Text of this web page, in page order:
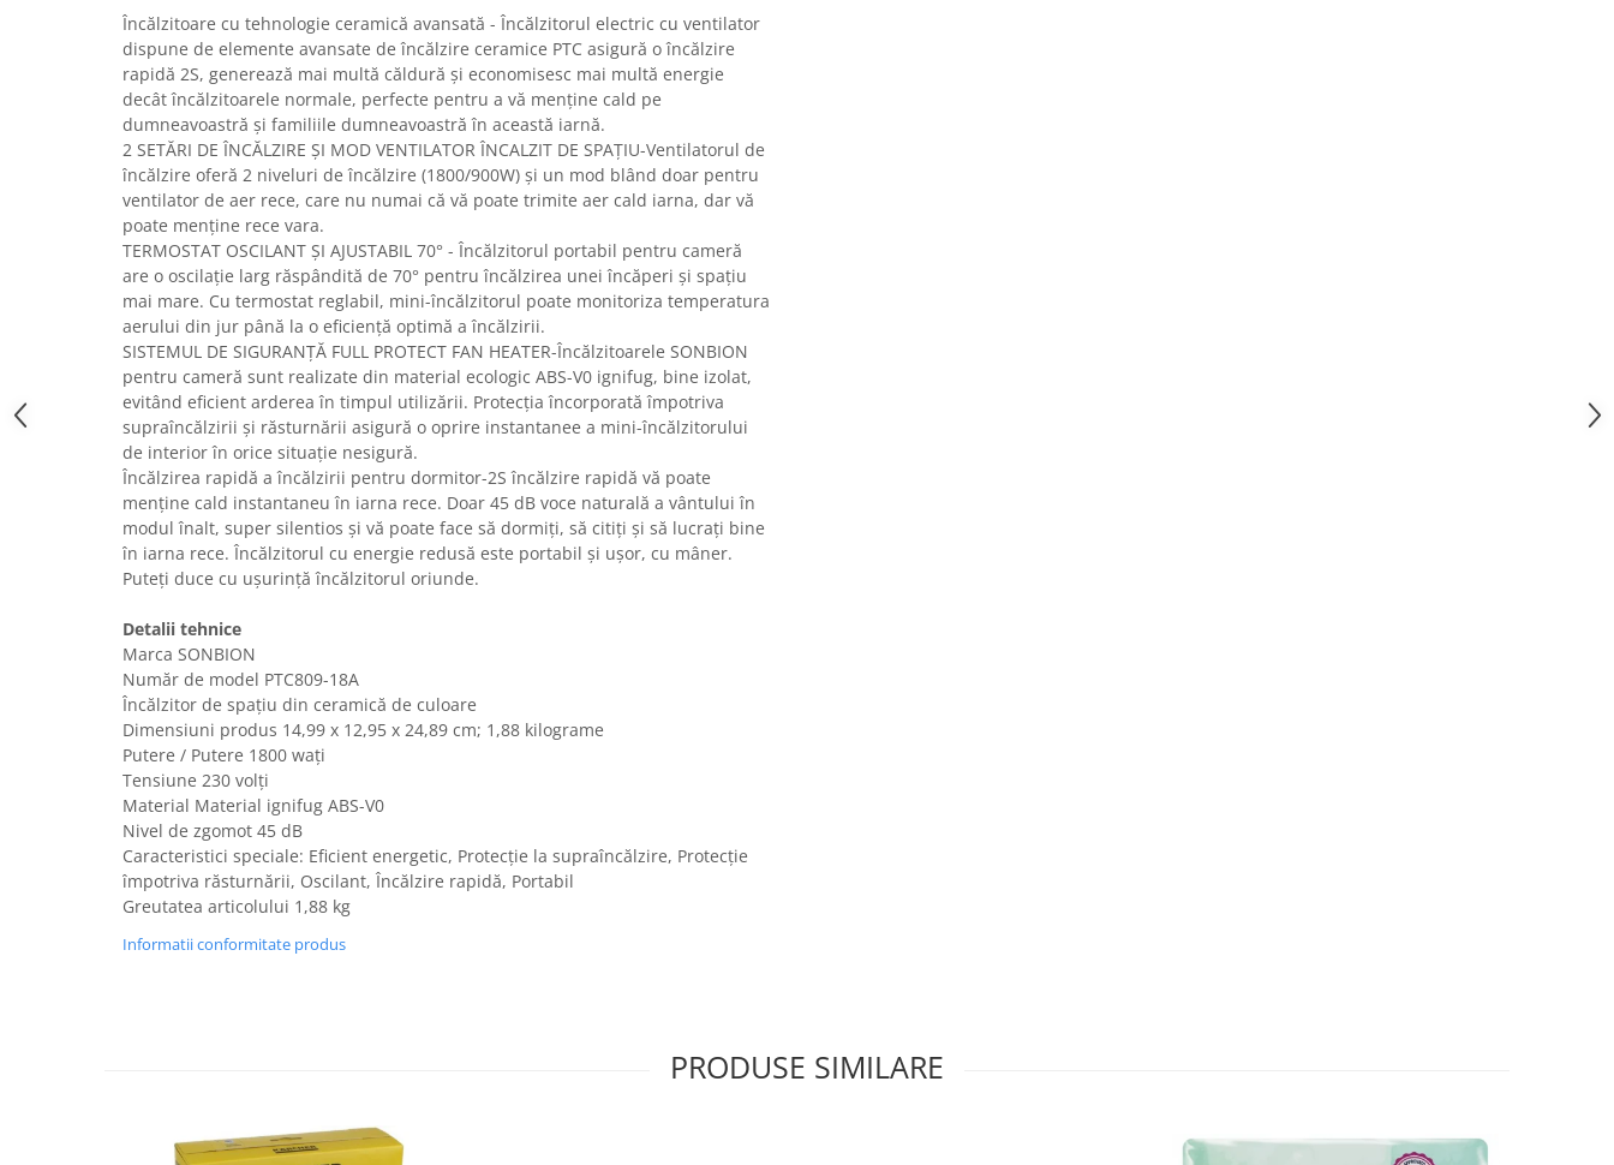
Textile si covoare
Uscatoare rufe
Utilaje si materiale de constructii
Laptop, Tablete & Telefoane
Accesorii tablete
Laptopuri si Accesorii
Telefoane Mobile & accesorii
Wearable & Gadgeturi
Electrocasnice & Climatizare
Accesorii si piese masini spalat
rufe si uscatoare
Accesorii si piese masini spalat
Aparate Frigorifice
Aparate Racire Aer
Aragaze si cuptoare cu microunde
Climatizare & sisteme de incalzire
Electrocasnice pentru Bucatarie
Fiare de calcat si masini de cusut
Purificatoare de aer
Ceasuri barbatesti
Ceasuri dama
Cutii, curele si accesorii ceasuri
Genti si accesorii barbati
Genti si accesorii femei
Imbracaminte barbati
Imbracaminte si Incaltaminte copii
Birotica & Papetarie
Încălzitoare cu tehnologie ceramică avansată - Încălzitorul electric cu ventilator
dispune de elemente avansate de încălzire ceramice PTC asigură o încălzire
rapidă 2S, generează mai multă căldură și economisesc mai multă energie
decât încălzitoarele normale, perfecte pentru a vă menține cald pe
dumneavoastră și familiile dumneavoastră în această iarnă.
2 SETĂRI DE ÎNCĂLZIRE ȘI MOD VENTILATOR ÎNCALZIT DE SPAȚIU-Ventilatorul de
încălzire oferă 2 niveluri de încălzire (1800/900W) și un mod blând doar pentru
ventilator de aer rece, care nu numai că vă poate trimite aer cald iarna, dar vă
poate menține rece vara.
TERMOSTAT OSCILANT ȘI AJUSTABIL 70° - Încălzitorul portabil pentru cameră
are o oscilație larg răspândită de 70° pentru încălzirea unei încăperi și spațiu
mai mare. Cu termostat reglabil, mini-încălzitorul poate monitoriza temperatura
aerului din jur până la o eficiență optimă a încălzirii.
SISTEMUL DE SIGURANȚĂ FULL PROTECT FAN HEATER-Încălzitoarele SONBION
pentru cameră sunt realizate din material ecologic ABS-V0 ignifug, bine izolat,
evitând eficient arderea în timpul utilizării. Protecția încorporată împotriva
supraîncălzirii și răsturnării asigură o oprire instantanee a mini-încălzitorului
de interior în orice situație nesigură.
Încălzirea rapidă a încălzirii pentru dormitor-2S încălzire rapidă vă poate
menține cald instantaneu în iarna rece. Doar 45 dB voce naturală a vântului în
modul înalt, super silentios și vă poate face să dormiți, să citiți și să lucrați bine
în iarna rece. Încălzitorul cu energie redusă este portabil și ușor, cu mâner.
Puteți duce cu ușurință încălzitorul oriunde.
Detalii tehnice
Marca SONBION
Număr de model PTC809-18A
Încălzitor de spațiu din ceramică de culoare
Dimensiuni produs ‎14,99 x 12,95 x 24,89 cm; 1,88 kilograme
Putere / Putere 1800 wați
Tensiune 230 volți
Material Material ignifug ABS-V0
Nivel de zgomot 45 dB
Caracteristici speciale: Eficient energetic, Protecție la supraîncălzire, Protecție
împotriva răsturnării, Oscilant, Încălzire rapidă, Portabil
Greutatea articolului 1,88 kg
Informatii conformitate produs
PRODUSE SIMILARE